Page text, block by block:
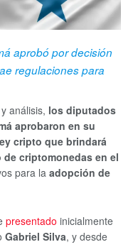
aprobó por decisión
regulaciones para
análisis, los diputados
aprobaron en su
cripto que brindará
criptomonedas en el
para la adopción de
presentado inicialmente
Gabriel Silva, y desde